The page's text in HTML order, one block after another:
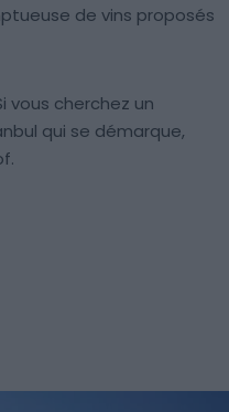
de vins proposés
vous cherchez un
qui se démarque,